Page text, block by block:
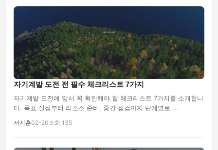
자기계발 도전 전 필수 체크리스트 7가지
자기계발 도전에 앞서 꼭 확인해야 할 체크리스트 7가지를 소개합니
다. 목표 설정부터 리소스 준비, 중간 점검까지 단계별로 ...
서지훈02-20조회 135